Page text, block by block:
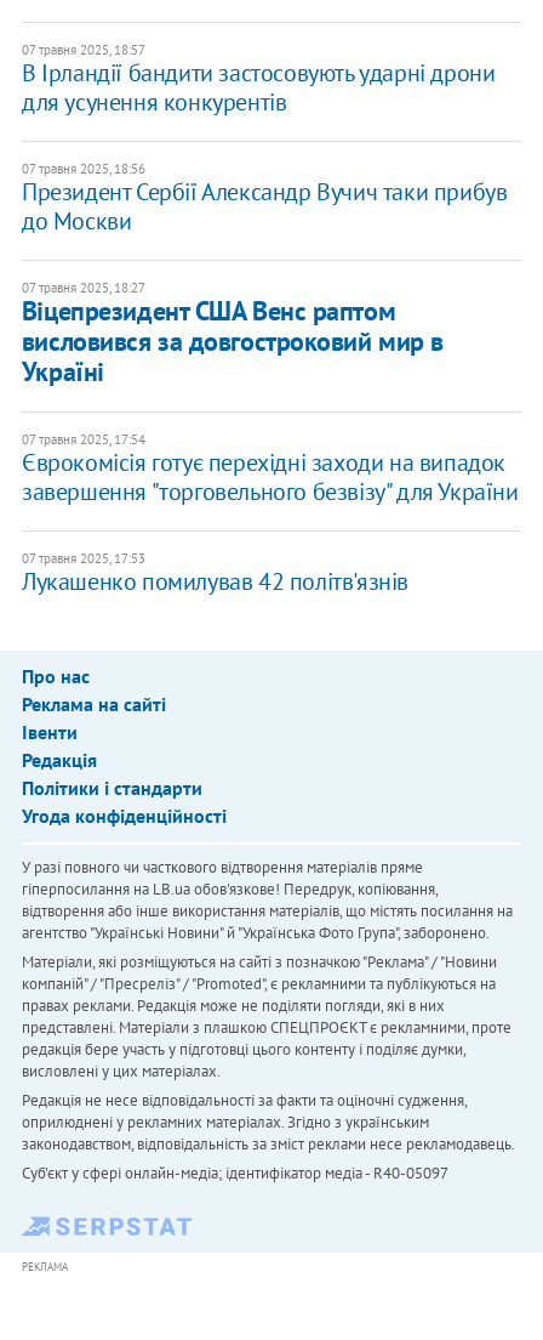
07 травня 2025, 18:57
В Ірландії бандити застосовують ударні дрони
для усунення конкурентів
07 травня 2025, 18:56
Президент Сербії Александр Вучич таки прибув
до Москви
07 травня 2025, 18:27
Віцепрезидент США Венс раптом
висловився за довгостроковий мир в
Україні
07 травня 2025, 17:54
Єврокомісія готує перехідні заходи на випадок
завершення "торговельного безвізу" для України
07 травня 2025, 17:53
Лукашенко помилував 42 політв'язнів
Про нас
Реклама на сайті
Івенти
Редакція
Політики і стандарти
Угода конфіденційності
У разі повного чи часткового відтворення матеріалів пряме
гіперпосилання на LB.ua обов'язкове! Передрук, копіювання,
відтворення або інше використання матеріалів, що містять посилання на
агентство "Українськi Новини" й "Українська Фото Група", заборонено.
Матеріали, які розміщуються на сайті з позначкою "Реклама" / "Новини
компаній" / "Пресреліз" / "Promoted", є рекламними та публікуються на
правах реклами. Редакція може не поділяти погляди, які в них
представлені. Матеріали з плашкою СПЕЦПРОЄКТ є рекламними, проте
редакція бере участь у підготовці цього контенту і поділяє думки,
висловлені у цих матеріалах.
Редакція не несе відповідальності за факти та оціночні судження,
оприлюднені у рекламних матеріалах. Згідно з українським
законодавством, відповідальність за зміст реклами несе рекламодавець.
Cуб'єкт у сфері онлайн-медіа; ідентифікатор медіа - R40-05097
РЕКЛАМА